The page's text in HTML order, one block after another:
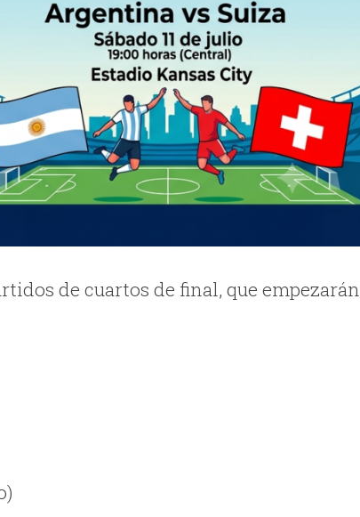
de cuartos de final, que empezarán